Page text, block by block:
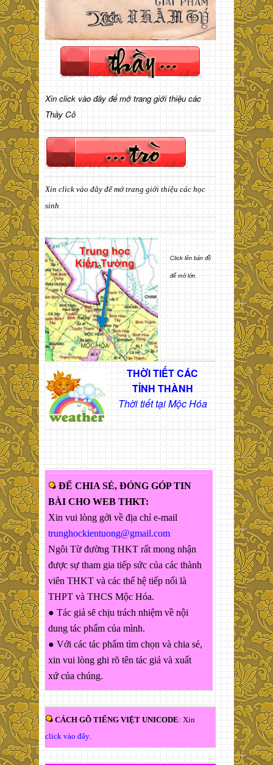
Xin click vào đây để mở trang giới thiệu các
Thầy Cô
Xin click vào đây để mở trang giới thiệu các học
sinh
Click lên bản đồ
để mở lớn.
THỜI TIẾT CÁC
TỈNH THÀNH
Thời tiết tại Mộc Hóa
ĐỂ CHIA SẺ, ĐÓNG GÓP TIN
BÀI CHO WEB THKT:
Xin vui lòng gởi về địa chỉ e-mail
trunghockientuong@gmail.com
Ngôi Từ đường THKT rất mong nhận
được sự tham gia tiếp sức của các thành
viên THKT và các thế hệ tiếp nối là
THPT và THCS Mộc Hóa.
● Tác giả sẽ chịu trách nhiệm về nội
dung tác phẩm của mình.
● Với các tác phẩm tìm chọn và chia sẻ,
xin vui lòng ghi rõ tên tác giả và xuất
xứ của chúng.
CÁCH GÕ TIẾNG VIỆT UNICODE: Xin
click vào đây.